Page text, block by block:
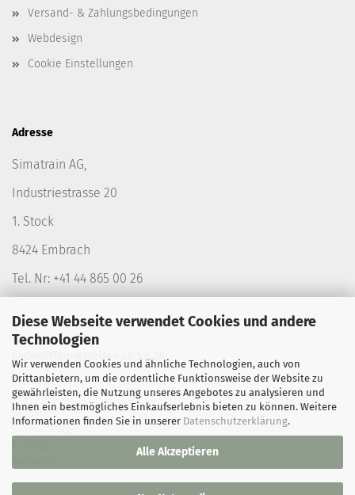
Diese Webseite verwendet Cookies und andere
Technologien
Wir verwenden Cookies und ähnliche Technologien, auch von
Drittanbietern, um die ordentliche Funktionsweise der Website zu
gewährleisten, die Nutzung unseres Angebotes zu analysieren und
Ihnen ein bestmögliches Einkaufserlebnis bieten zu können. Weitere
Informationen finden Sie in unserer Datenschutzerklärung.
Alle Akzeptieren
Versand- & Zahlungsbedingungen
Webdesign
Cookie Einstellungen
Adresse
Simatrain AG,
Industriestrasse 20
1. Stock
8424 Embrach
Tel. Nr: +41 44 865 00 26
Ladenöffnungszeiten ab 1.6.26
Montag
geschlossen
geschlossen
Dienstag
geschlossen
14-18.00 Uhr
Mittwoch
9-12.00 Uhr
geschlossen
Donnerstag
9-12.00 Uhr
geschlossen
9-12.00 Uhr